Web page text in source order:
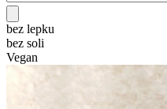
bez lepku
bez soli
Vegan